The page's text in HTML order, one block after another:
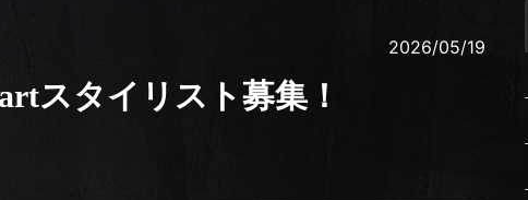
2026/05/19
スタイリスト募集！